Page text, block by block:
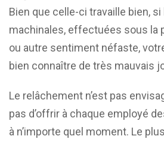
Bien que celle-ci travaille bien,
machinales, effectuées sous la
ou autre sentiment néfaste,
bien connaître de très mauvais
Le relâchement n’est pas
pas d’offrir à chaque employé
à n’importe quel moment. Le